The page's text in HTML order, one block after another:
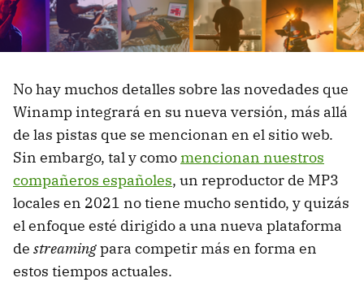
No hay muchos detalles sobre las novedades que
Winamp integrará en su nueva versión, más allá
de las pistas que se mencionan en el sitio web.
Sin embargo, tal y comomencionan nuestros
compañeros españoles, un reproductor de MP3
locales en 2021 no tiene mucho sentido, y quizás
el enfoque esté dirigido a una nueva plataforma
de streamingpara competir más en forma en
estos tiempos actuales.